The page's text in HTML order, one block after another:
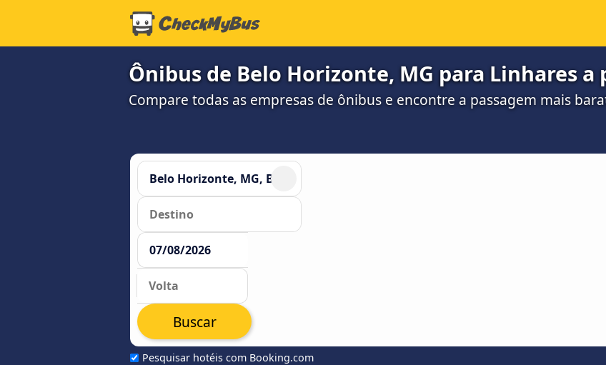
Ônibus de Belo Horizonte, MG para Linhares a
Compare todas as empresas de ônibus e encontre a passagem mais
Pesquisar hotéis com Booking.com
Buscar